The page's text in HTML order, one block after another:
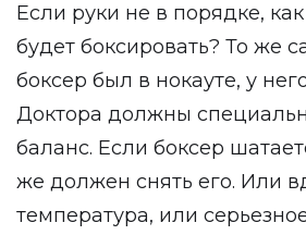
Если руки не в порядке,
будет боксировать? То же
боксер был в нокауте, у
Доктора должны
баланс. Если боксер
же должен снять его. Или
температура, или